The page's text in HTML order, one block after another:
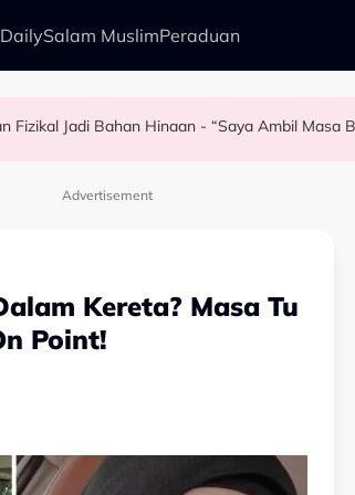
Salam MuslimPeraduan
Selamatkan Daripada Penyingkiran Di Big
Fizikal Jadi Bahan Hinaan - “Saya Ambil Masa
Tiada, Pergi Nepal Naik Gunung 10 Hari…”
Advertisement
Kereta? Masa Tu
Point!